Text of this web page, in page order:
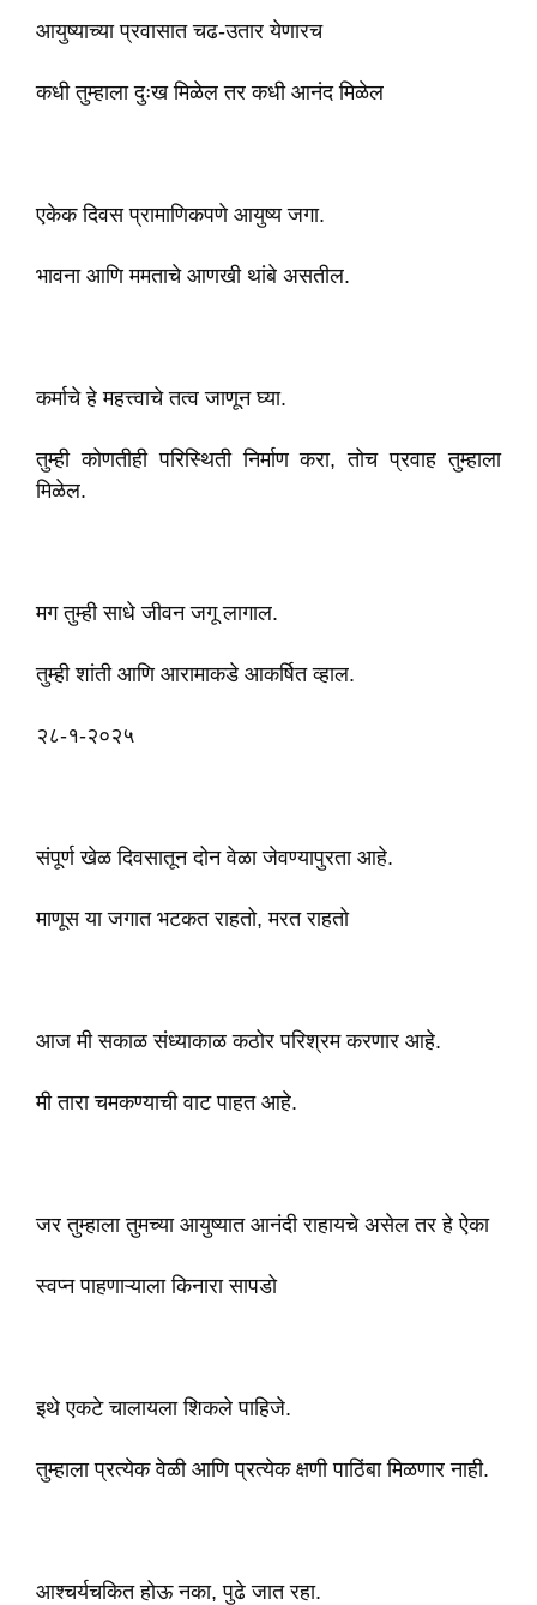
आयुष्याच्या प्रवासात चढ-उतार येणारच
कधी तुम्हाला दुःख मिळेल तर कधी आनंद मिळेल
एकेक दिवस प्रामाणिकपणे आयुष्य जगा.
भावना आणि ममताचे आणखी थांबे असतील.
कर्माचे हे महत्त्वाचे तत्व जाणून घ्या.
तुम्ही कोणतीही परिस्थिती निर्माण करा, तोच प्रवाह तुम्हाला
मिळेल.
मग तुम्ही साधे जीवन जगू लागाल.
तुम्ही शांती आणि आरामाकडे आकर्षित व्हाल.
२८-१-२०२५
संपूर्ण खेळ दिवसातून दोन वेळा जेवण्यापुरता आहे.
माणूस या जगात भटकत राहतो, मरत राहतो
आज मी सकाळ संध्याकाळ कठोर परिश्रम करणार आहे.
मी तारा चमकण्याची वाट पाहत आहे.
जर तुम्हाला तुमच्या आयुष्यात आनंदी राहायचे असेल तर हे ऐका
स्वप्न पाहणाऱ्याला किनारा सापडो
इथे एकटे चालायला शिकले पाहिजे.
तुम्हाला प्रत्येक वेळी आणि प्रत्येक क्षणी पाठिंबा मिळणार नाही.
आश्चर्यचकित होऊ नका, पुढे जात रहा.